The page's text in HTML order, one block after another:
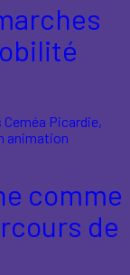
Picardie,
animation
comme
de